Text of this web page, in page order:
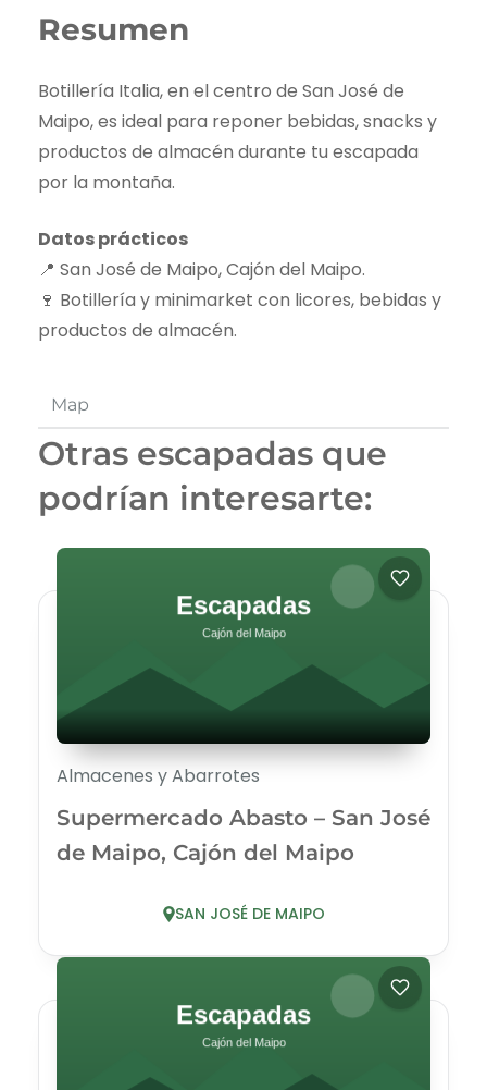
Map
Resumen
Botillería Italia, en el centro de San José de
Maipo, es ideal para reponer bebidas, snacks y
productos de almacén durante tu escapada
por la montaña.
Datos prácticos
📍 San José de Maipo, Cajón del Maipo.
🍷 Botillería y minimarket con licores, bebidas y
productos de almacén.
Otras escapadas que
podrían interesarte:
Almacenes y Abarrotes
Supermercado Abasto – San José
de Maipo, Cajón del Maipo
SAN JOSÉ DE MAIPO